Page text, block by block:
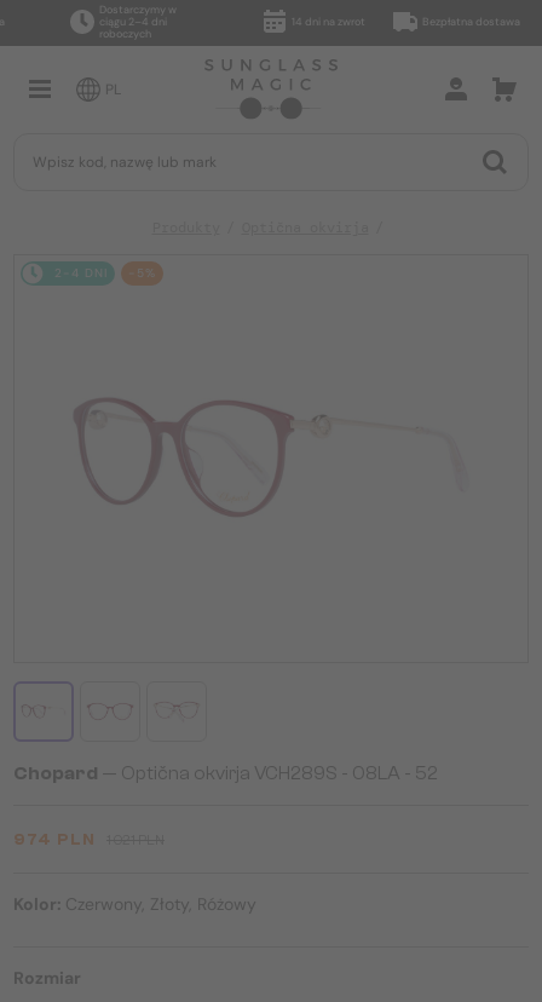
Dostarczymy w
ciągu 2–4 dni
roboczych
14 dni na zwrot Bezpłatna dostawa
PL
2-4 DNI -5%
Chopard — Optična okvirja VCH289S - 08LA - 52
974 PLN
Kolor: Czerwony, Złoty, Różowy
Rozmiar